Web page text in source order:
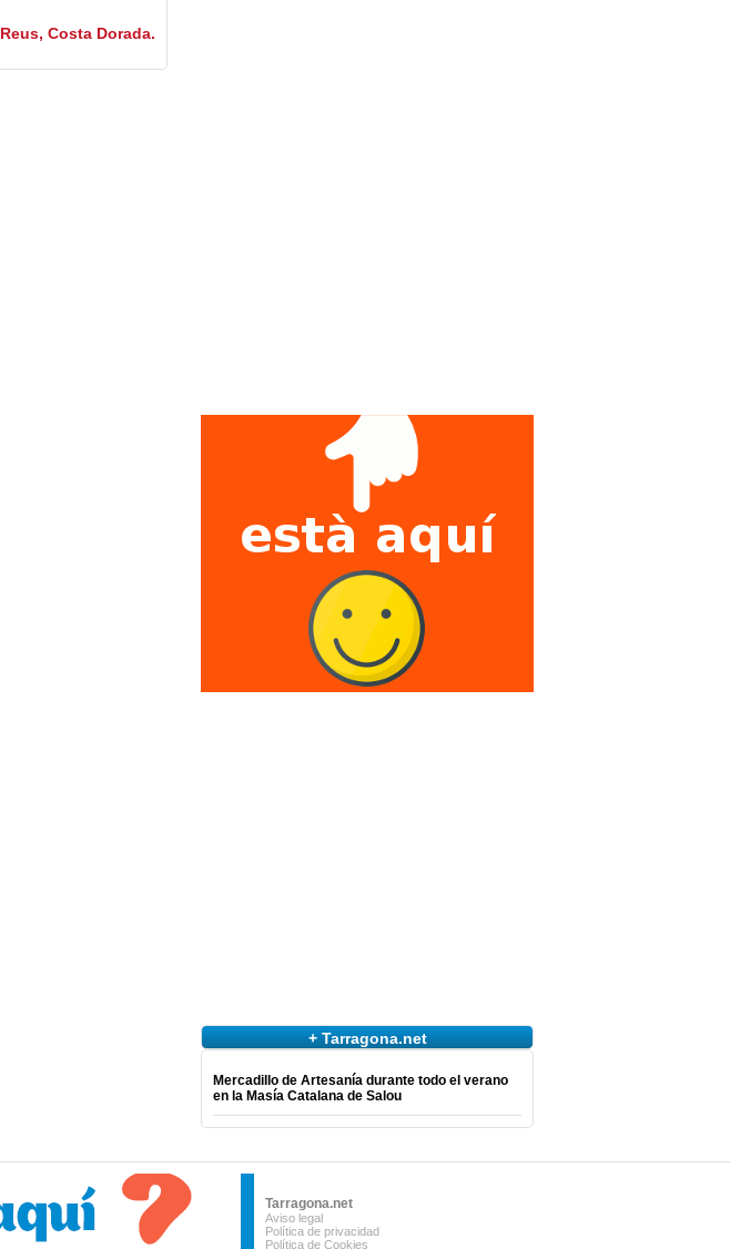
Reus, Costa Dorada.
+ Tarragona.net
Mercadillo de Artesanía durante todo el verano
en la Masía Catalana de Salou
Tarragona.net
Aviso legal
Política de privacidad
Política de Cookies